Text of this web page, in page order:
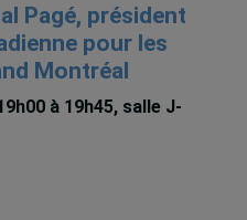
Pagé, président
pour les
Montréal
à 19h45, salle J-